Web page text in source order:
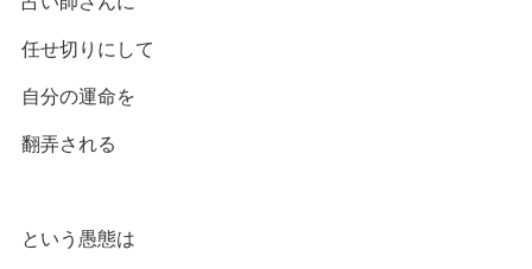
任せ切りにして
自分の運命を
翻弄される
という愚態は